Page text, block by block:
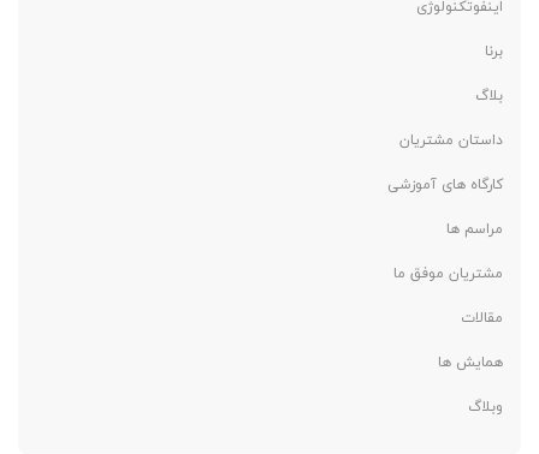
اینفوتکنولوژی
برنا
بلاگ
داستان مشتریان
کارگاه های آموزشی
مراسم ها
مشتریان موفق ما
مقالات
همایش ها
وبلاگ